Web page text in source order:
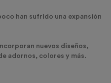
han sufrido una expansión
nuevos diseños,
adornos, colores y más.